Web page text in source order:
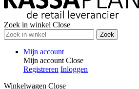
Zoek in winkel Close
Zoek
Mijn account
Mijn account Close
Registreren Inloggen
Winkelwagen Close